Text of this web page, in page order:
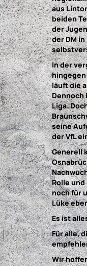
aus
beiden
der
der DM
In der
läuft die
Dennoch
Liga.
seine
der VfL
Generell
Rolle
noch für
Lüke
Es ist
Für alle,
Wir